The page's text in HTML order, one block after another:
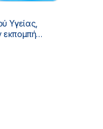
Υγείας,
εκπομπή